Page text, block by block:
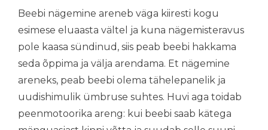
Beebi nägemine areneb väga kiiresti kogu
esimese eluaasta vältel ja kuna nägemisteravus
pole kaasa sündinud, siis peab beebi hakkama
seda õppima ja välja arendama. Et nägemine
areneks, peab beebi olema tähelepanelik ja
uudishimulik ümbruse suhtes. Huvi aga toidab
peenmotoorika areng: kui beebi saab kätega